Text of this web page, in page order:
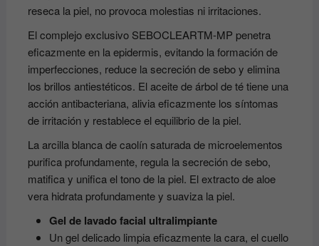
reseca la piel, no provoca molestias ni irritaciones.
El complejo exclusivo SEBOCLEARTM-MP penetra
eficazmente en la epidermis, evitando la formación de
imperfecciones, reduce la secreción de sebo y elimina
los brillos antiestéticos. El aceite de árbol de té tiene una
acción antibacteriana, alivia eficazmente los síntomas
de irritación y restablece el equilibrio de la piel.
La arcilla blanca de caolín saturada de microelementos
purifica profundamente, regula la secreción de sebo,
matifica y unifica el tono de la piel. El extracto de aloe
vera hidrata profundamente y suaviza la piel.
Gel de lavado facial ultralimpiante
Un gel delicado limpia eficazmente la cara, el cuello